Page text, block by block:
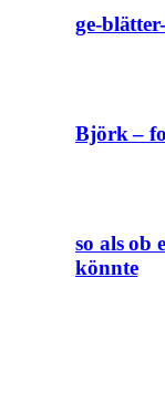
ge-
Björk –
so als ob
könnte